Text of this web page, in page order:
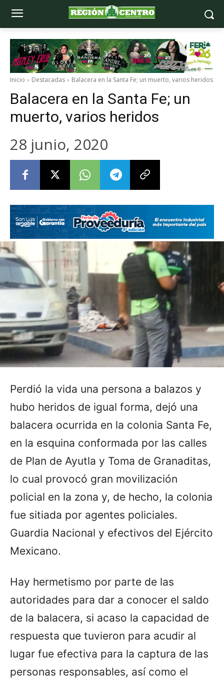
Inicio Destacadas Balacera en la Santa Fe; un muerto, varios heridos
Balacera en la Santa Fe; un
muerto, varios heridos
28 junio, 2020
Perdió la vida una persona a balazos y
hubo heridos de igual forma, dejó una
balacera ocurrida en la colonia Santa Fe,
en la esquina conformada por las calles
de Plan de Ayutla y Toma de Granaditas,
lo cual provocó gran movilización
policial en la zona y, de hecho, la colonia
fue sitiada por agentes policiales.
Guardia Nacional y efectivos del Ejército
Mexicano.
Hay hermetismo por parte de las
autoridades para dar a conocer el saldo
de la balacera, si acaso la capacidad de
respuesta que tuvieron para acudir al
lugar fue efectiva para la captura de las
personas responsables, así como el